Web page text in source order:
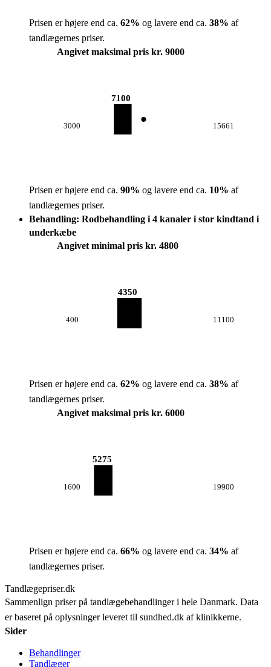
Prisen er højere end ca. 62% og lavere end ca. 38% af
tandlægernes priser.
Angivet maksimal pris kr. 9000
3000
7100
15661
Prisen er højere end ca. 90% og lavere end ca. 10% af
tandlægernes priser.
Behandling: Rodbehandling i 4 kanaler i stor kindtand i
underkæbe
Angivet minimal pris kr. 4800
400
4350
11100
Prisen er højere end ca. 62% og lavere end ca. 38% af
tandlægernes priser.
Angivet maksimal pris kr. 6000
1600
5275
19900
Prisen er højere end ca. 66% og lavere end ca. 34% af
tandlægernes priser.
Tandlægepriser.dk
Sammenlign priser på tandlægebehandlinger i hele Danmark. Data
er baseret på oplysninger leveret til sundhed.dk af klinikkerne.
Sider
Behandlinger
Tandlæger